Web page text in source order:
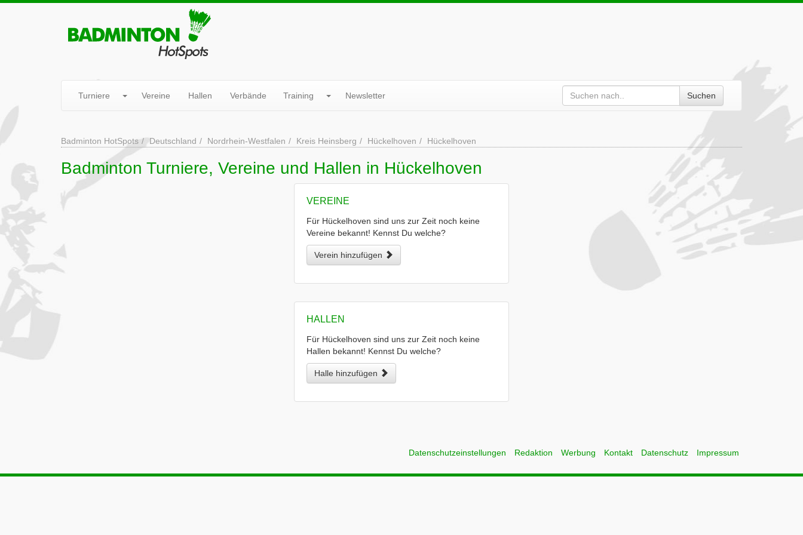
Turniere Vereine Hallen Verbände Training Newsletter Suchen
Badminton HotSpots Deutschland Nordrhein-Westfalen Kreis Heinsberg Hückelhoven Hückelhoven
Badminton Turniere, Vereine und Hallen in Hückelhoven
VEREINE
Für Hückelhoven sind uns zur Zeit noch keine
Vereine bekannt! Kennst Du welche?
Verein hinzufügen
HALLEN
Für Hückelhoven sind uns zur Zeit noch keine
Hallen bekannt! Kennst Du welche?
Halle hinzufügen
Datenschutzeinstellungen Redaktion Werbung Kontakt Datenschutz Impressum